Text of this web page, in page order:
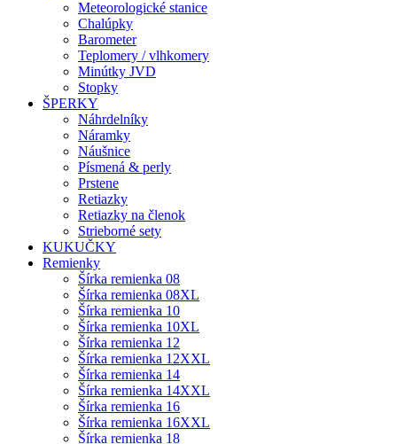
Meteorologické stanice
Chalúpky
Barometer
Teplomery / vlhkomery
Minútky JVD
Stopky
ŠPERKY
Náhrdelníky
Náramky
Náušnice
Písmená & perly
Prstene
Retiazky
Retiazky na členok
Strieborné sety
KUKUČKY
Remienky
Šírka remienka 08
Šírka remienka 08XL
Šírka remienka 10
Šírka remienka 10XL
Šírka remienka 12
Šírka remienka 12XXL
Šírka remienka 14
Šírka remienka 14XXL
Šírka remienka 16
Šírka remienka 16XXL
Šírka remienka 18